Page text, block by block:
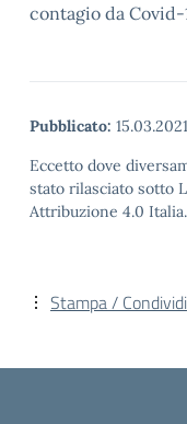
contagio da Covid-
Pubblicato: 15.03.2021
Eccetto dove
stato rilasciato sotto
Attribuzione 4.0 Italia.
Stampa / Condividi